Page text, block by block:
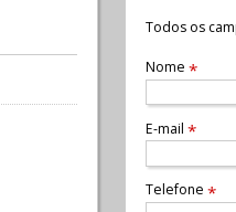
Todos os
Nome *
E-mail *
Telefone *